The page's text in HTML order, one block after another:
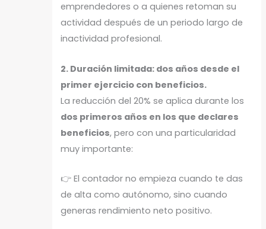
emprendedores o a quienes retoman su
actividad después de un periodo largo de
inactividad profesional.
2. Duración limitada: dos años desde el
primer ejercicio con beneficios.
La reducción del 20% se aplica durante los
dos primeros años en los que declares
beneficios, pero con una particularidad
muy importante:
👉 El contador no empieza cuando te das
de alta como autónomo, sino cuando
generas rendimiento neto positivo.